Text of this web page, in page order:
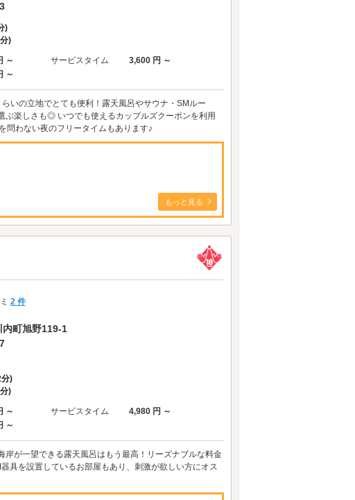
)
)
～ サービスタイム
3,600 円 ～
～
いの立地でとても便利！露天風呂やサウナ・SMルー
ぶ楽しさも◎ いつでも使えるカップルズクーポンを利用
問わない夜のフリータイムもあります♪
もっと見る
2 件
内町旭野119-1
)
)
～ サービスタイム
4,980 円 ～
～
が一望できる露天風呂はもう最高！リーズナブルな料金
具を設置しているお部屋もあり、刺激が欲しい方にオス